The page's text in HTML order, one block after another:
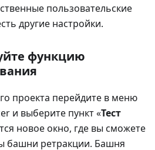
пользовательские
другие настройки.
функцию
проекта перейдите в меню
и выберите пункт «Тест
новое окно, где вы сможете
башни ретракции. Башня